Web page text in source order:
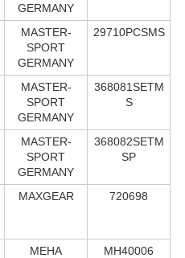
GERMANY
MASTER-
SPORT
GERMANY
29710PCSMS
MASTER-
SPORT
GERMANY
368081SETM
S
MASTER-
SPORT
GERMANY
368082SETM
SP
MAXGEAR 720698
MEHA
MH40006